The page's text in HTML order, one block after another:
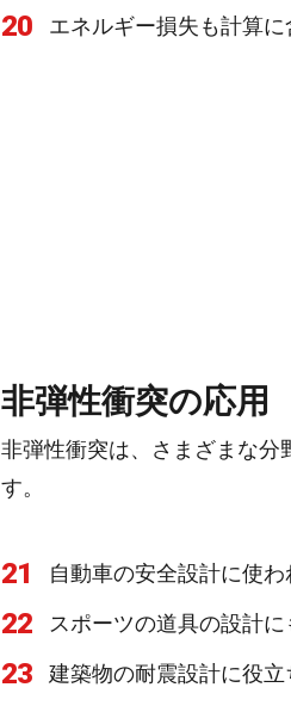
20 エネルギー損失も計算に
非弾性衝突の応用
非弾性衝突は、さまざまな
す。
21 自動車の安全設計に使わ
22 スポーツの道具の設計に
23 建築物の耐震設計に役立